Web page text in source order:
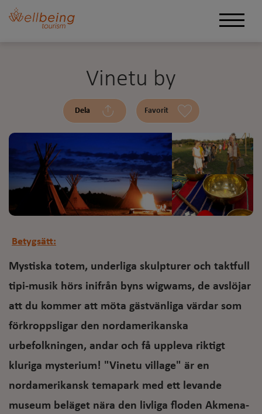
Vinetu by
Dela Favorit
Betygsätt:
Mystiska totem, underliga skulpturer och taktfull
tipi-musik hörs inifrån byns wigwams, de avslöjar
att du kommer att möta gästvänliga värdar som
förkroppsligar den nordamerikanska
urbefolkningen, andar och få uppleva riktigt
kluriga mysterium! "Vinetu village" är en
nordamerikansk temapark med ett levande
museum beläget nära den livliga floden Akmena-